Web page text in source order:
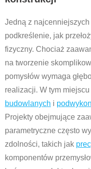
Jedną z
podkreślenie, jak
fizyczny. Chociaż
na tworzenie
pomysłów wymaga
realizacji. W tym miejscu
budowlanych i
Projekty obejmujące
parametryczne często
zdolności, takich jak
komponentów